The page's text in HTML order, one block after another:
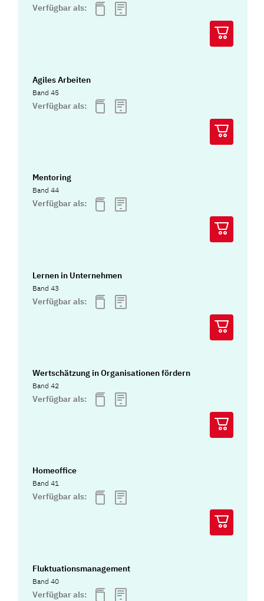
Verfügbar als:
Agiles Arbeiten
Band 45
Verfügbar als:
Mentoring
Band 44
Verfügbar als:
Lernen in Unternehmen
Band 43
Verfügbar als:
Wertschätzung in Organisationen fördern
Band 42
Verfügbar als:
Homeoffice
Band 41
Verfügbar als:
Fluktuationsmanagement
Band 40
Verfügbar als: